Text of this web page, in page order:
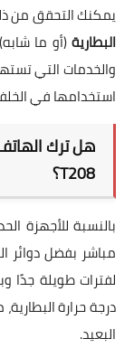
يمكنك التحقق من
البطارية(أو ما
والخدمات التي
استخدامها في
T208؟
بالنسبة للأجهزة
مباشر بفضل دوائر
لفترات طويلة
درجة حرارة
البعيد.